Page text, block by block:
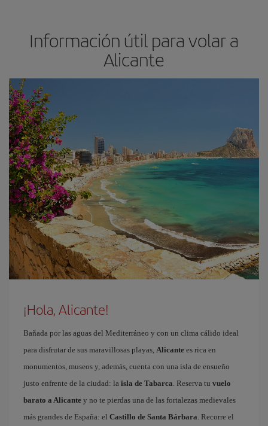
Información útil para volar a
Alicante
¡Hola, Alicante!
Bañada por las aguas del Mediterráneo y con un clima cálido ideal
para disfrutar de sus maravillosas playas, Alicante es rica en
monumentos, museos y, además, cuenta con una isla de ensueño
justo enfrente de la ciudad: la isla de Tabarca. Reserva tu vuelo
barato a Alicante y no te pierdas una de las fortalezas medievales
más grandes de España: el Castillo de Santa Bárbara. Recorre el